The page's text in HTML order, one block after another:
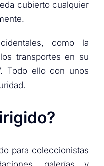
cubierto cualquier
como la
transportes en su
Todo ello con unos
para coleccionistas